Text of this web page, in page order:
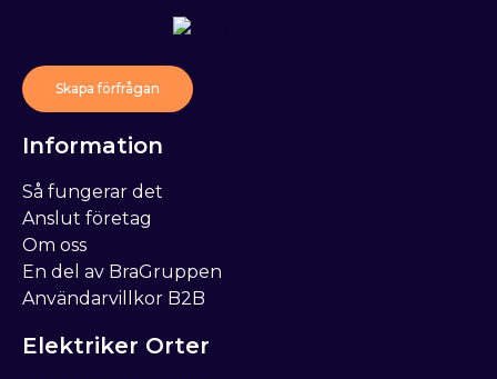
Elektriker Orter
Information
Så fungerar det
Anslut företag
Om oss
En del av BraGruppen
Användarvillkor B2B
Skapa förfrågan